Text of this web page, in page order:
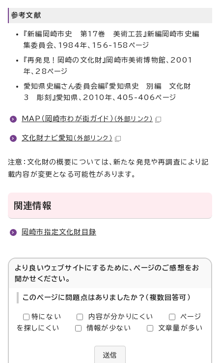
参考文献
『新編岡崎市史 第17巻 美術工芸』新編岡崎市史編
集委員会、1984年、156-158ページ
『再発見！岡崎の文化財』岡崎市美術博物館、2001
年、28ページ
愛知県史編さん委員会編『愛知県史 別編 文化財
3 彫刻』愛知県、2010年、405-406ページ
MAP（岡崎市わが街ガイド） （外部リンク）
文化財ナビ愛知 （外部リンク）
注意：文化財の概要については、新たな発見や再調査により記
載内容が変更となる可能性があります。
関連情報
岡崎市指定文化財目録
より良いウェブサイトにするために、ページのご感想をお
聞かせください。
このページに問題点はありましたか？（複数回答可）
特にない 内容が分かりにくい
ページ
を探しにくい
情報が少ない 文章量が多い
送信